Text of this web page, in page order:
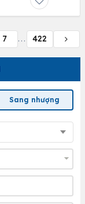
Sang nhượng
7 ... 422